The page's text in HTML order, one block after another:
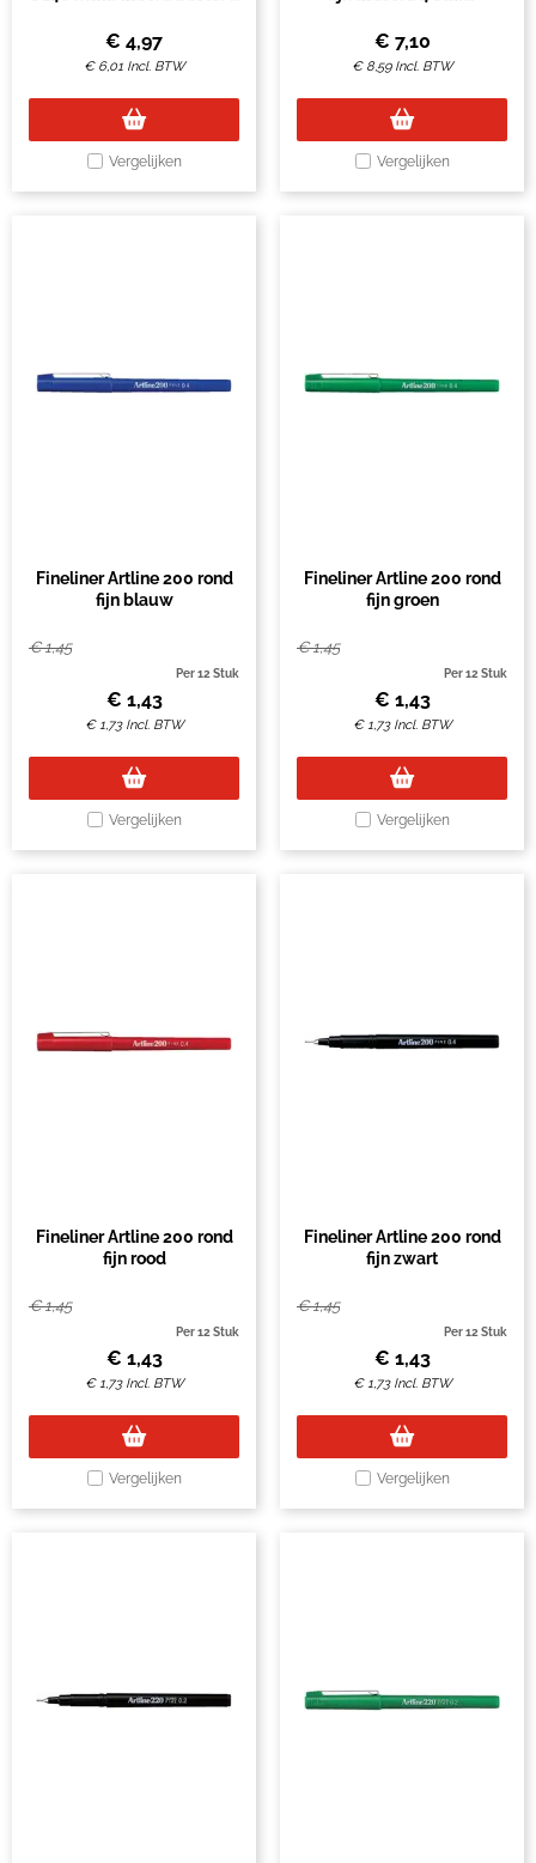
€ 4,97
€ 6,01 Incl. BTW
Vergelijken
€ 7,10
€ 8,59 Incl. BTW
Vergelijken
Fineliner Artline 200 rond
fijn blauw
€1,45
Per 12 Stuk
€ 1,43
€1,73 Incl. BTW
Vergelijken
Fineliner Artline 200 rond
fijn groen
€1,45
Per 12 Stuk
€ 1,43
€1,73 Incl. BTW
Vergelijken
Fineliner Artline 200 rond
fijn rood
€1,45
Per 12 Stuk
€ 1,43
€1,73 Incl. BTW
Vergelijken
Fineliner Artline 200 rond
fijn zwart
€1,45
Per 12 Stuk
€ 1,43
€1,73 Incl. BTW
Vergelijken